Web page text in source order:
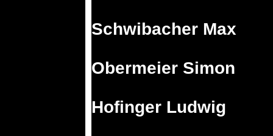
Schwibacher Max
Obermeier Simon
Hofinger Ludwig